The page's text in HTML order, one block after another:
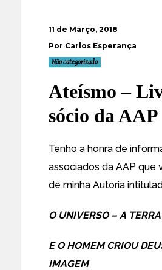
11 de Março, 2018
Por Carlos Esperança
Não categorizado
Ateísmo –
sócio da AAP
Tenho a honra de
associados da AAP que
de minha Autoria
O UNIVERSO – A
E O HOMEM CRIOU
IMAGEM